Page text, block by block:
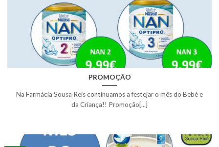
PROMOÇÃO
Na Farmácia Sousa Reis continuamos a festejar o mês do Bebé e
da Criança!! Promoção[...]